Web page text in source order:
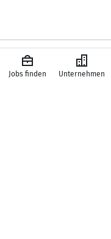
Unternehmen
Jobs finden Unternehmen